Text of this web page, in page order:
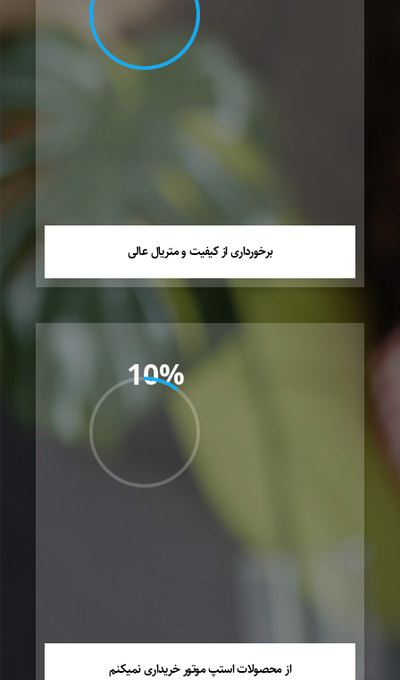
برخورداری از کیفیت و متریال عالی
10%
از محصولات استپ موتور خریداری نمیکنم